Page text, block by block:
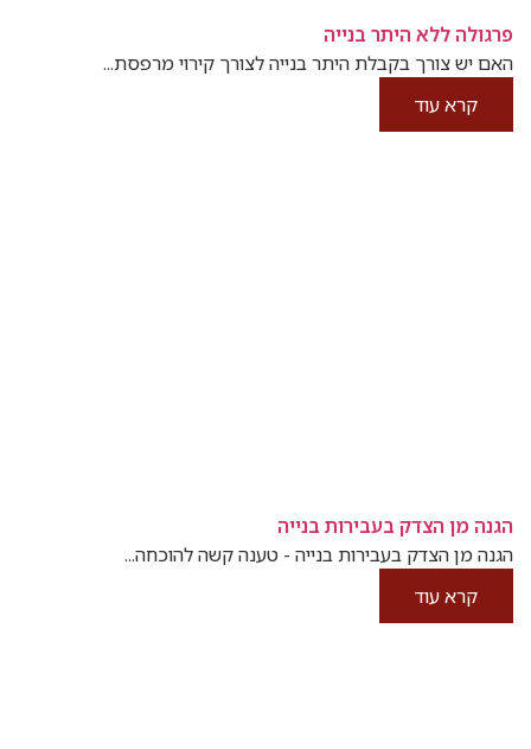
פרגולה ללא היתר בנייה
האם יש צורך בקבלת היתר בנייה לצורך קירוי מרפסת...
קרא עוד
הגנה מן הצדק בעבירות בנייה
הגנה מן הצדק בעבירות בנייה - טענה קשה להוכחה...
קרא עוד